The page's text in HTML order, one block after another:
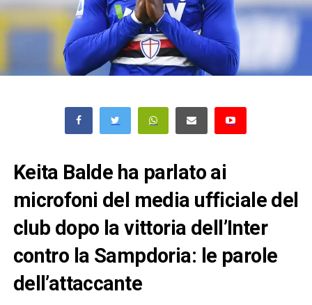
Keita Balde ha parlato ai
microfoni del media ufficiale del
club dopo la vittoria dell’Inter
contro la Sampdoria: le parole
dell’attaccante